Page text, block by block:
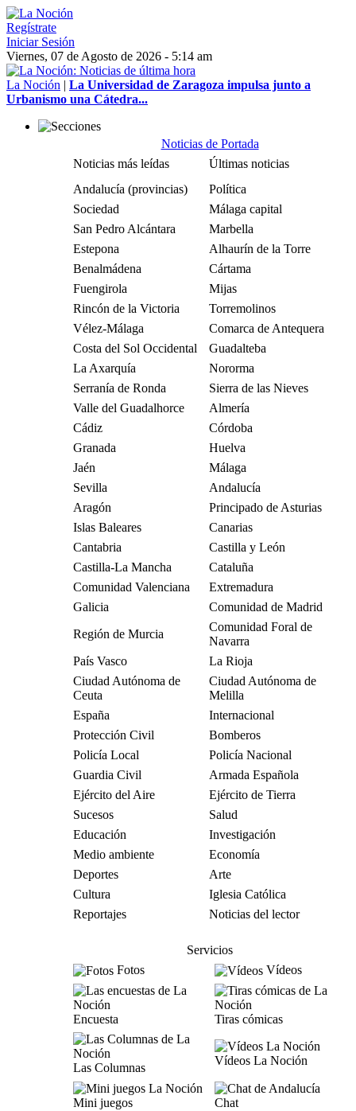
Regístrate
Iniciar Sesión
Viernes, 07 de Agosto de 2026 - 5:14 am
La Noción | La Universidad de Zaragoza impulsa junto a
Urbanismo una Cátedra...
Noticias de Portada
Noticias más leídas
Últimas noticias
Andalucía (provincias)
Política
Sociedad
Málaga capital
San Pedro Alcántara
Marbella
Estepona
Alhaurín de la Torre
Benalmádena
Cártama
Fuengirola
Mijas
Rincón de la Victoria
Torremolinos
Vélez-Málaga
Comarca de Antequera
Costa del Sol Occidental
Guadalteba
La Axarquía
Nororma
Serranía de Ronda
Sierra de las Nieves
Valle del Guadalhorce
Almería
Cádiz
Córdoba
Granada
Huelva
Jaén
Málaga
Sevilla
Andalucía
Aragón
Principado de Asturias
Islas Baleares
Canarias
Cantabria
Castilla y León
Castilla-La Mancha
Cataluña
Comunidad Valenciana
Extremadura
Galicia
Comunidad de Madrid
Región de Murcia
Comunidad Foral de
Navarra
País Vasco
La Rioja
Ciudad Autónoma de
Ceuta
Ciudad Autónoma de
Melilla
España
Internacional
Protección Civil
Bomberos
Policía Local
Policía Nacional
Guardia Civil
Armada Española
Ejército del Aire
Ejército de Tierra
Sucesos
Salud
Educación
Investigación
Medio ambiente
Economía
Deportes
Arte
Cultura
Iglesia Católica
Reportajes
Noticias del lector
Servicios
Fotos
Vídeos
Encuesta Tiras cómicas
Las Columnas
Vídeos La Noción
Mini juegos
Chat